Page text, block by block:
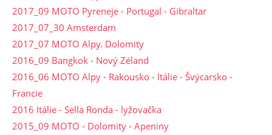
2017_09 MOTO Pyreneje - Portugal - Gibraltar
2017_07_30 Amsterdam
2017_07 MOTO Alpy. Dolomity
2016_09 Bangkok - Nový Zéland
2016_06 MOTO Alpy - Rakousko - Itálie - Švýcarsko -
Francie
2016 Itálie - Sella Ronda - lyžovačka
2015_09 MOTO - Dolomity - Apeniny